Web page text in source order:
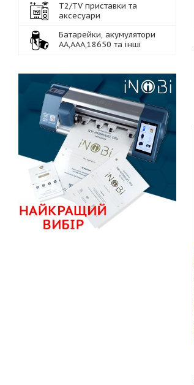
Т2/TV приставки та
аксесуари
Батарейки, акумулятори
АА,ААА,18650 та інші